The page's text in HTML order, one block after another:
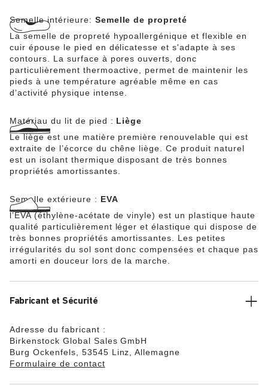
Semelle intérieure: Semelle de propreté
La semelle de propreté hypoallergénique et flexible en
cuir épouse le pied en délicatesse et s'adapte à ses
contours. La surface à pores ouverts, donc
particulièrement thermoactive, permet de maintenir les
pieds à une température agréable même en cas
d’activité physique intense.
Matériau du lit de pied : Liège
Le liège est une matière première renouvelable qui est
extraite de l’écorce du chêne liège. Ce produit naturel
est un isolant thermique disposant de très bonnes
propriétés amortissantes.
Semelle extérieure : EVA
l’EVA (éthylène-acétate de vinyle) est un plastique haute
qualité particulièrement léger et élastique qui dispose de
très bonnes propriétés amortissantes. Les petites
irrégularités du sol sont donc compensées et chaque pas
amorti en douceur lors de la marche.
Fabricant et Sécurité
Adresse du fabricant :
Birkenstock Global Sales GmbH
Burg Ockenfels, 53545 Linz, Allemagne
Formulaire de contact